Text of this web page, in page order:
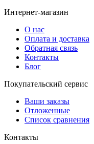
Интернет-магазин
О нас
Оплата и доставка
Обратная связь
Контакты
Блог
Покупательский сервис
Ваши заказы
Отложенные
Список сравнения
Контакты